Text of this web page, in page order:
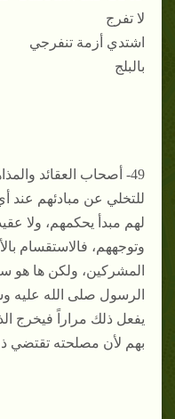
لا تفرج
اشتدي أزمة
بالبلج
49- أصحاب العقائد
للتخلي عن مبادئهم عند
لهم مبدأ يحكمهم، ولا
وتوجههم، فالاستقسام
المشركين، ولكن ها هو
الرسول صلى الله عليه
يفعل ذلك مراراً فيخرج
بهم لأن مصلحته تقتضي